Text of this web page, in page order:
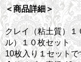
＜商品詳細＞
クレイ（粘土質）
ル）１０枚セット
10枚入り１セットで